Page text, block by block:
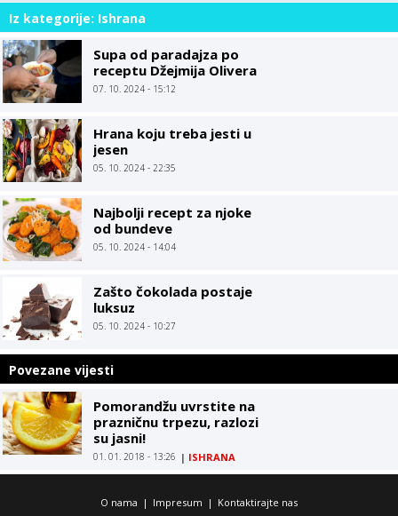
Iz kategorije: Ishrana
Supa od paradajza po
receptu Džejmija Olivera
07. 10. 2024 - 15:12
Hrana koju treba jesti u
jesen
05. 10. 2024 - 22:35
Najbolji recept za njoke
od bundeve
05. 10. 2024 - 14:04
Zašto čokolada postaje
luksuz
05. 10. 2024 - 10:27
Povezane vijesti
Pomorandžu uvrstite na
prazničnu trpezu, razlozi
su jasni!
01. 01. 2018 - 13:26 | ISHRANA
O nama | Impresum | Kontaktirajte nas